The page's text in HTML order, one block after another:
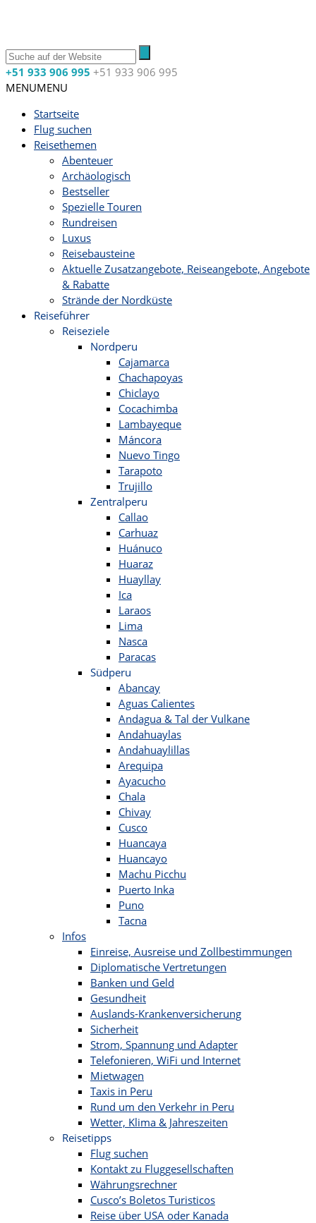
+51 933 906 995 +51 933 906 995
MENUMENU
Startseite
Flug suchen
Reisethemen
Abenteuer
Archäologisch
Bestseller
Spezielle Touren
Rundreisen
Luxus
Reisebausteine
Aktuelle Zusatzangebote, Reiseangebote, Angebote
& Rabatte
Strände der Nordküste
Reiseführer
Reiseziele
Nordperu
Cajamarca
Chachapoyas
Chiclayo
Cocachimba
Lambayeque
Máncora
Nuevo Tingo
Tarapoto
Trujillo
Zentralperu
Callao
Carhuaz
Huánuco
Huaraz
Huayllay
Ica
Laraos
Lima
Nasca
Paracas
Südperu
Abancay
Aguas Calientes
Andagua & Tal der Vulkane
Andahuaylas
Andahuaylillas
Arequipa
Ayacucho
Chala
Chivay
Cusco
Huancaya
Huancayo
Machu Picchu
Puerto Inka
Puno
Tacna
Infos
Einreise, Ausreise und Zollbestimmungen
Diplomatische Vertretungen
Banken und Geld
Gesundheit
Auslands-Krankenversicherung
Sicherheit
Strom, Spannung und Adapter
Telefonieren, WiFi und Internet
Mietwagen
Taxis in Peru
Rund um den Verkehr in Peru
Wetter, Klima & Jahreszeiten
Reisetipps
Flug suchen
Kontakt zu Fluggesellschaften
Währungsrechner
Cusco’s Boletos Turisticos
Reise über USA oder Kanada